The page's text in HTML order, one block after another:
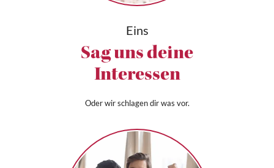
Eins
Sag uns deine
Interessen
Oder wir schlagen dir was vor.